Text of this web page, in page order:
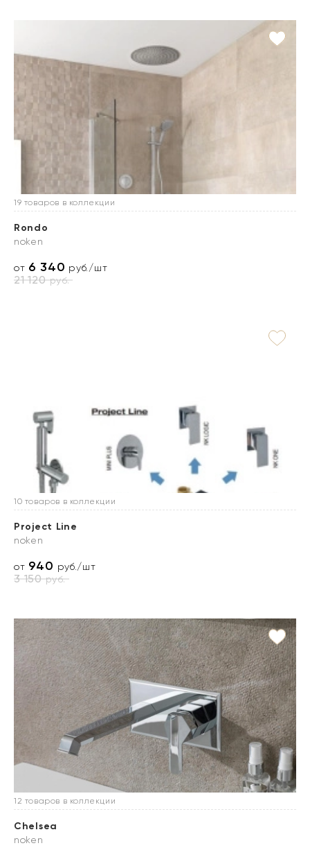
19 товаров в коллекции
Rondo
noken
от 6 340 руб./шт
21 120руб.
10 товаров в коллекции
Project Line
noken
от 940 руб./шт
3 150руб.
12 товаров в коллекции
Chelsea
noken